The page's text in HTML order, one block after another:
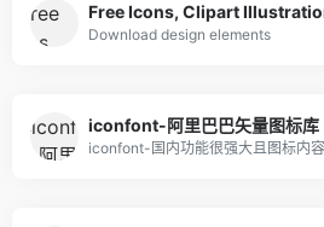
Free Icons, Clipart
Download design elements
iconfont-阿里巴巴矢量图标库
iconfont-国内功能很强大且图标内